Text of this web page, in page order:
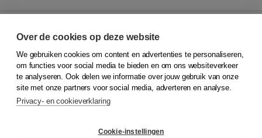
© 2026Koninklijke Boom uitgevers
Klantenservice
Service & informatie
Contact
Over de cookies op deze website
We gebruiken cookies om content en advertenties te personaliseren,
om functies voor social media te bieden en om ons websiteverkeer
te analyseren. Ook delen we informatie over jouw gebruik van onze
site met onze partners voor social media, adverteren en analyse.
Privacy- en cookieverklaring
Cookie-instellingen